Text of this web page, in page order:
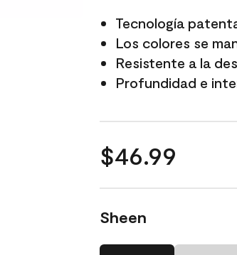
Tecnología
Los colores se
Resistente a la
Profundidad e
$46.99
Sheen